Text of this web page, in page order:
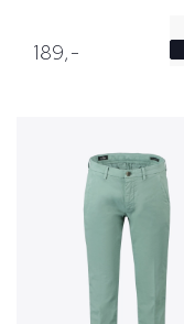
189,-